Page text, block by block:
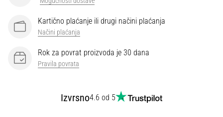
Kartično plaćanje ili drugi načini plaćanja
Načini plaćanja
Rok za povrat proizvoda je 30 dana
Pravila povrata
Izvrsno4.6 od 5